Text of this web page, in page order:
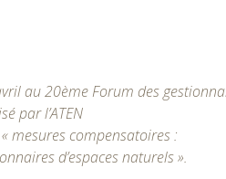
au 20ème Forum des
par l’ATEN
mesures compensatoires :
d’espaces naturels ».